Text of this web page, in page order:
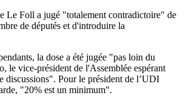
Le Foll a jugé "totalement contradictoire" de
de députés et d'introduire la
la dose a été jugée "pas loin du
le vice-président de l'Assemblée espérant
discussions". Pour le président de l’UDI
"20% est un minimum".